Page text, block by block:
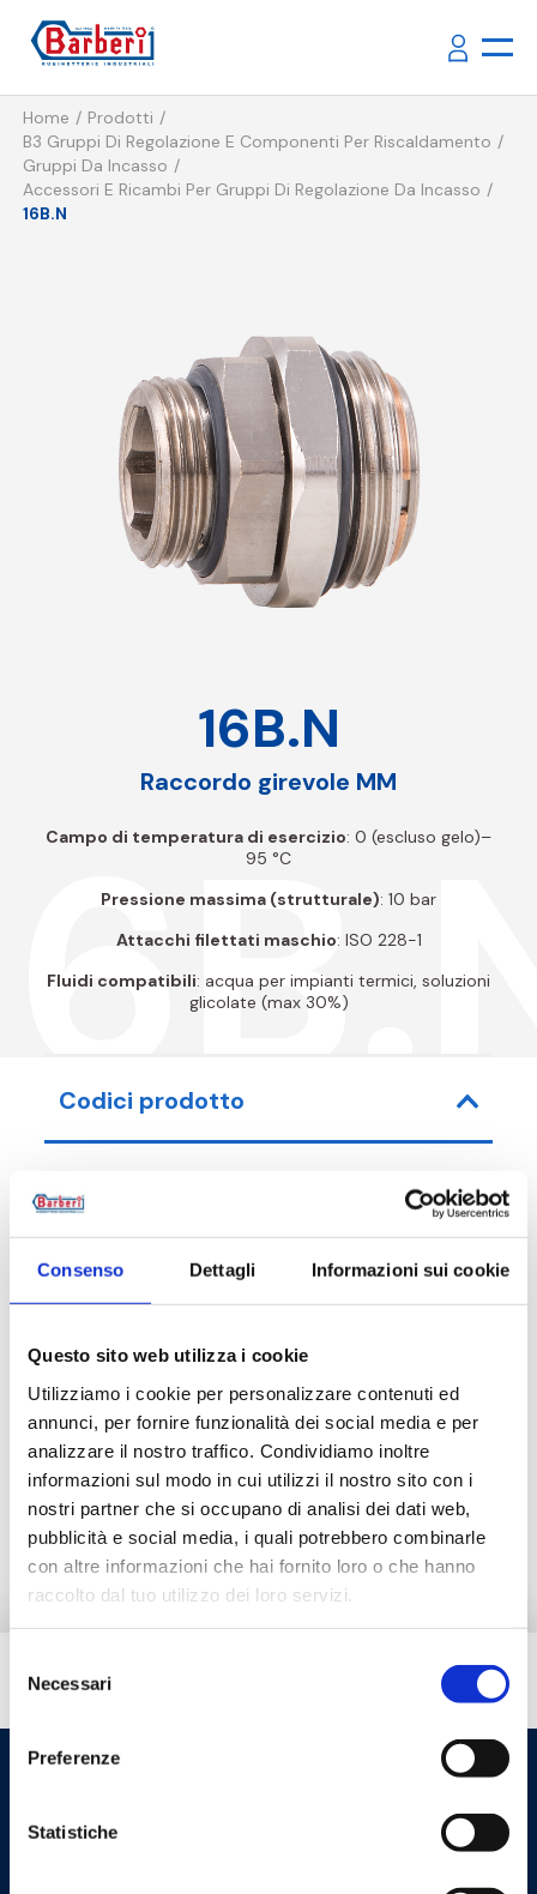
Consenso Dettagli Informazioni sui cookie
Questo sito web utilizza i cookie
Utilizziamo i cookie per personalizzare contenuti ed
annunci, per fornire funzionalità dei social media e per
analizzare il nostro traffico. Condividiamo inoltre
informazioni sul modo in cui utilizzi il nostro sito con i
nostri partner che si occupano di analisi dei dati web,
pubblicità e social media, i quali potrebbero combinarle
con altre informazioni che hai fornito loro o che hanno
raccolto dal tuo utilizzo dei loro servizi.
delNecessari
Preferenze
Statistiche
Home
Prodotti
B3 Gruppi Di Regolazione E Componenti Per Riscaldamento
Gruppi Da Incasso
Accessori E Ricambi Per Gruppi Di Regolazione Da Incasso
16B.N
16B.N
Raccordo girevole MM
Campo di temperatura di esercizio: 0 (escluso gelo)–
95 °C
Pressione massima (strutturale): 10 bar
Attacchi filettati maschio: ISO 228-1
Fluidi compatibili: acqua per impianti termici, soluzioni
glicolate (max 30%)
Codici prodotto
Descrizione
Documentazione